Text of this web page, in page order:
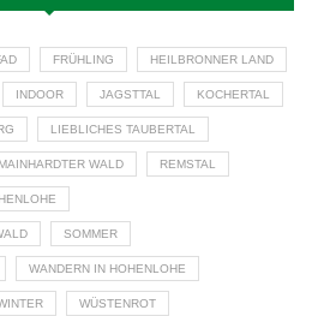
FRÜHLING HEILBRONNER LAND
INDOOR JAGSTTAL KOCHERTAL
LIEBLICHES TAUBERTAL
MAINHARDTER WALD REMSTAL
SOMMER
WANDERN IN HOHENLOHE
WÜSTENROT